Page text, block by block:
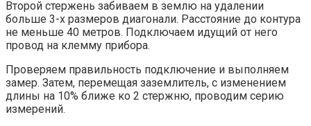
Второй стержень забиваем в землю на удалении
больше 3-х размеров диагонали. Расстояние до контура
не меньше 40 метров. Подключаем идущий от него
провод на клемму прибора.
Проверяем правильность подключение и выполняем
замер. Затем, перемещая заземлитель, с изменением
длины на 10% ближе ко 2 стержню, проводим серию
измерений.